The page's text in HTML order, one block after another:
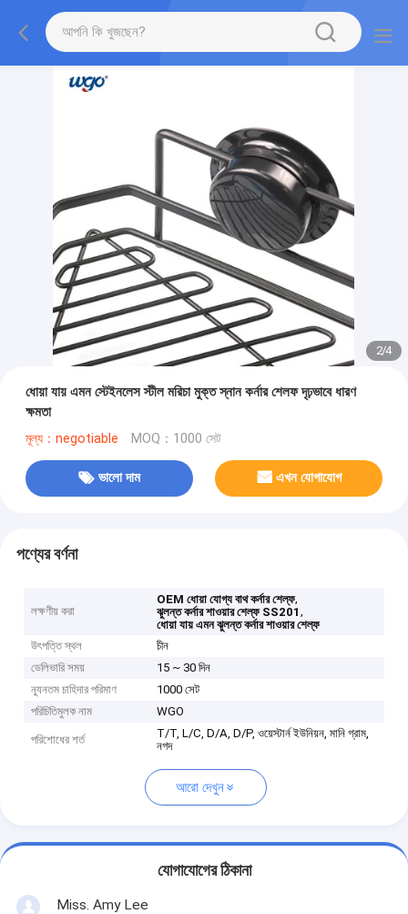
2/4
ধোয়া যায় এমন স্টেইনলেস স্টীল মরিচা মুক্ত স্নান কর্নার শেলফ দৃঢ়ভাবে ধারণ
ক্ষমতা
মূল্য：negotiable MOQ：1000 সেট
ভালো দাম এখন যোগাযোগ
পণ্যের বর্ণনা
লক্ষণীয় করা
OEM ধোয়া যোগ্য বাথ কর্নার শেল্ফ,
ঝুলন্ত কর্নার শাওয়ার শেল্ফ SS201,
ধোয়া যায় এমন ঝুলন্ত কর্নার শাওয়ার শেল্ফ
উৎপত্তি স্থল
চীন
ডেলিভারি সময়
15 ~ 30 দিন
ন্যূনতম চাহিদার পরিমাণ
1000 সেট
পরিচিতিমুলক নাম
WGO
পরিশোধের শর্ত
T/T, L/C, D/A, D/P, ওয়েস্টার্ন ইউনিয়ন, মানি গ্রাম,
নগদ
আরো দেখুন
যোগাযোগের ঠিকানা
Miss. Amy Lee